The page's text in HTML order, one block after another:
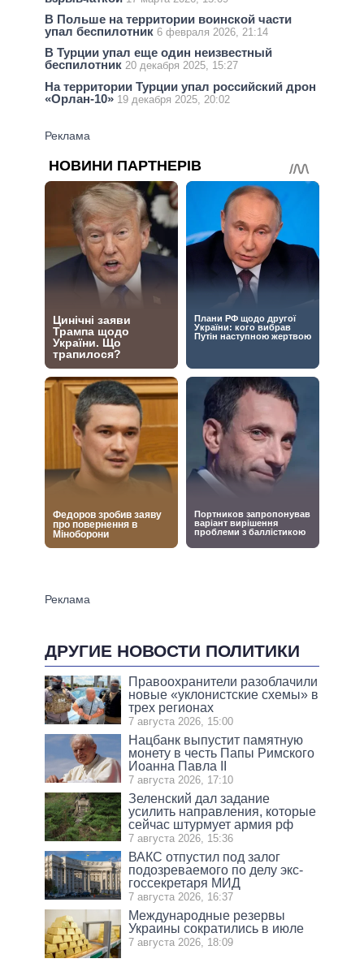
В Польше на территории воинской части
упал беспилотник 6 февраля 2026, 21:14
В Турции упал еще один неизвестный
беспилотник 20 декабря 2025, 15:27
На территории Турции упал российский дрон
«Орлан-10» 19 декабря 2025, 20:02
ДРУГИЕ НОВОСТИ ПОЛИТИКИ
Правоохранители разоблачили
новые «уклонистские схемы» в
трех регионах
7 августа 2026, 15:00
Нацбанк выпустит памятную
монету в честь Папы Римского
Иоанна Павла II
7 августа 2026, 17:10
Зеленский дал задание
усилить направления, которые
сейчас штурмует армия рф
7 августа 2026, 15:36
ВАКС отпустил под залог
подозреваемого по делу экс-
госсекретаря МИД
7 августа 2026, 16:37
Международные резервы
Украины сократились в июле
7 августа 2026, 18:09